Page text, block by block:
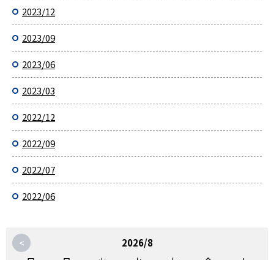
2023/12
2023/09
2023/06
2023/03
2022/12
2022/09
2022/07
2022/06
<
2026/8